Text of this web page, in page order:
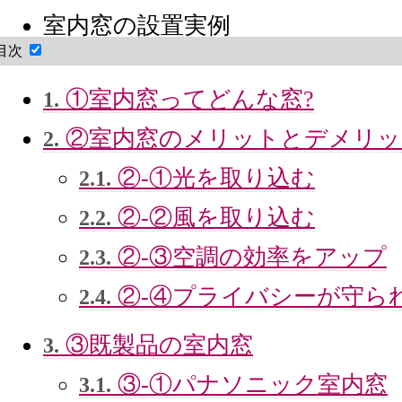
室内窓の設置実例
次
1. ①室内窓ってどんな窓?
2. ②室内窓のメリットとデメリッ
2.1. ②-①光を取り込む
2.2. ②-②風を取り込む
2.3. ②-③空調の効率をアップ
2.4. ②-④プライバシーが守ら
3. ③既製品の室内窓
3.1. ③-①パナソニック室内窓